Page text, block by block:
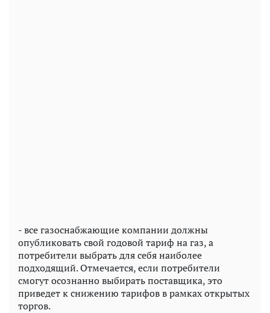
- все газоснабжающие компании должны
опубликовать свой годовой тариф на газ, а
потребители выбрать для себя наиболее
подходящий. Отмечается, если потребители
смогут осознанно выбирать поставщика, это
приведет к снижению тарифов в рамках открытых
торгов.